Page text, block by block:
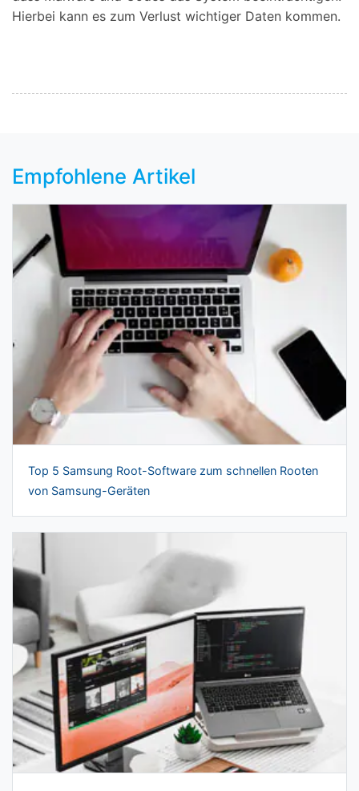
Hierbei kann es zum Verlust wichtiger Daten kommen.
Empfohlene Artikel
Top 5 Samsung Root-Software zum schnellen Rooten
von Samsung-Geräten